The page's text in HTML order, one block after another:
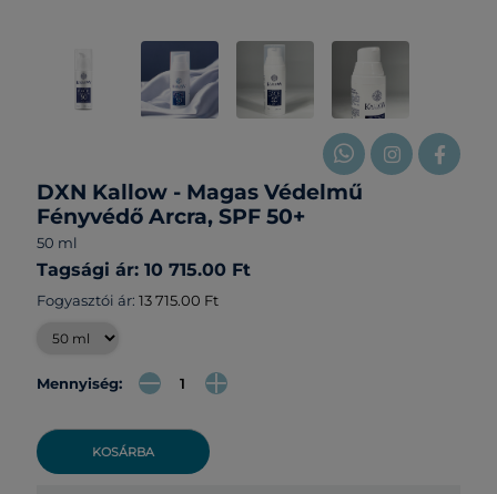
DXN Kallow - Magas Védelmű
Fényvédő Arcra, SPF 50+
50 ml
Tagsági ár: 10 715.00 Ft
Fogyasztói ár: 13 715.00 Ft
Mennyiség:
KOSÁRBA